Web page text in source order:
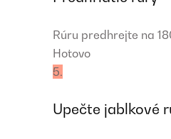
Rúru predhrejte na
Hotovo
5.
Upečte jablkové